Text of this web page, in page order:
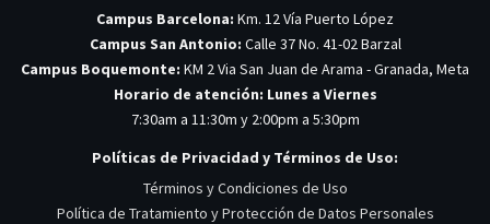
Campus Barcelona: Km. 12 Vía Puerto López
Campus San Antonio: Calle 37 No. 41-02 Barzal
Campus Boquemonte: KM 2 Via San Juan de Arama - Granada, Meta
Horario de atención: Lunes a Viernes
7:30am a 11:30m y 2:00pm a 5:30pm
Políticas de Privacidad y Términos de Uso:
Términos y Condiciones de Uso
Política de Tratamiento y Protección de Datos Personales